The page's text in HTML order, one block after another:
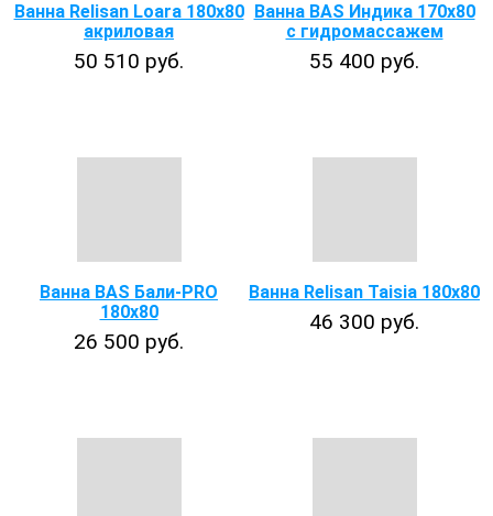
Ванна Relisan Loara 180x80
акриловая
50 510 руб.
Ванна BAS Индика 170х80
с гидромассажем
55 400 руб.
Ванна BAS Бали-PRO
180х80
26 500 руб.
Ванна Relisan Taisia 180x80
46 300 руб.